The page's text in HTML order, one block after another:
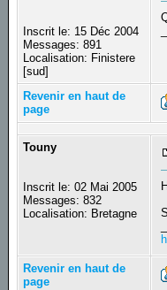
Inscrit le: 15 Déc 2004
Messages: 891
Localisation: Finistere
[sud]
Revenir en haut de
page
Touny
Inscrit le: 02 Mai 2005
Messages: 832
Localisation: Bretagne
Revenir en haut de
page